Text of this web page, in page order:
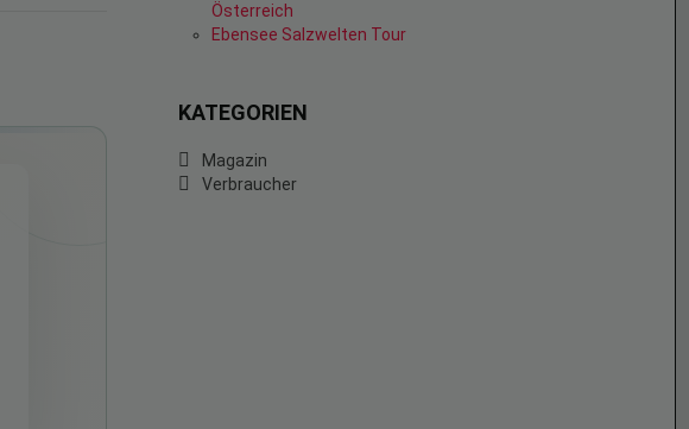
Österreich
Ebensee Salzwelten Tour
KATEGORIEN
Magazin
Verbraucher